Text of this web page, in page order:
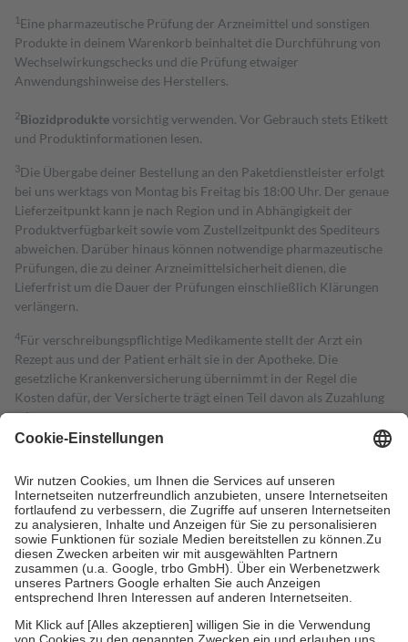
1 Eine pharmazeutische Prüfung der Arzneimittel und sonstigen
Produkte in deinem Warenkorb beinhaltet die Durchführung von
Wechselwirkungschecks und die Prüfung etwaiger
Anwendungshinweise des Herstellers.
2Biozidproduktevorsichtig verwenden. Vor Gebrauch stets Etikett
und Produktinformationen lesen.
3Die Übergabe deiner Bestellung an den Paketdienstleister erfolgt
bei uns werktags von Montag bis Freitag bis 18:00 Uhr. Der genaue
Lieferzeitpunkt kann je nach Region und in Abhängigkeit der
Produktverfügbarkeit sowie vom Zustellzeitpunkt des Spediteurs
abweichen. Darüber hinaus können notwendige pharmazeutische
Prüfungen, die zu deiner Arzneimittelsicherheit dienen, die
Lieferfrist um die Dauer der Prüfungen einschließlich Klärungen
verlängern.
4Für verschreibungspflichtige Medikamente stellt der Arzt ein
Rezept aus und der Patient erhält sie in der Apotheke. Die
gesetzliche Krankenversicherung übernimmt in der Regel die
Kosten dafür, der Versicherte trägt einen Teil davon als Zuzahlung
mit.
Grundsätzlich leisten Mitglieder Zuzahlungen in Höhe von zehn
höchstens zehn Euro.
Es sind jedoch nie mehr als die tatsächlichen
Kosten der Leistung zu entrichten.
Diese Regeln gelten grundsätzlich auch für Online-Apotheken.
Bei Heilmitteln und häuslicher Krankenpflege beträgt die
Zuzahlung zehn Prozent der Kosten sowie zehn Euro je
Verordnung.
Um das Engagement der Versicherten für ihre eigene Gesundheit zu
stärken und die besondere Stellung der Familie zu unterstützen,
fallenkeine Zuzahlungenan bei: